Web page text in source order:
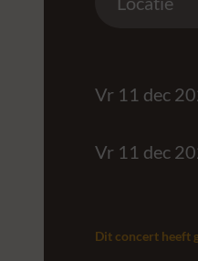
Vr 11 dec
Vr 11 dec
Dit concert heeft